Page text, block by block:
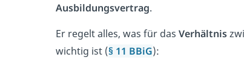
Ausbildungsvertrag.
Er regelt alles, was für das Verhältnis
wichtig ist (§ 11 BBiG):